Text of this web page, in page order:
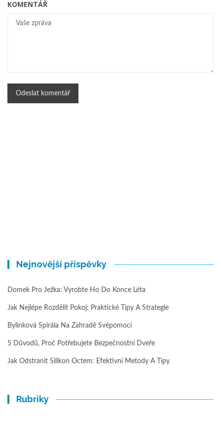
KOMENTÁŘ
Nejnovější příspěvky
Domek Pro Ježka: Vyrobte Ho Do Konce Léta
Jak Nejlépe Rozdělit Pokoj: Praktické Tipy A Strategie
Bylinková Spirála Na Zahradě Svépomocí
5 Důvodů, Proč Potřebujete Bezpečnostní Dveře
Jak Odstranit Silikon Octem: Efektivní Metody A Tipy
Rubriky